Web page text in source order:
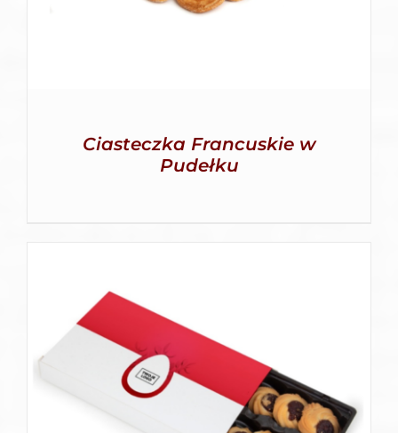
Ciasteczka Francuskie w
Pudełku
SZCZEGÓŁY